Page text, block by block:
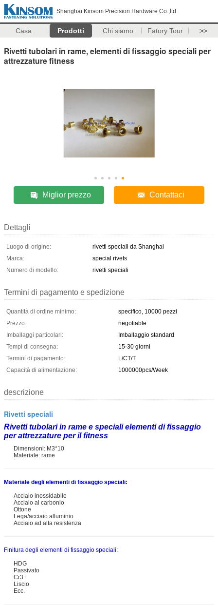
Shanghai Kinsom Precision Hardware Co.,ltd
Casa Prodotti Chi siamo Fatory Tour >>
Rivetti tubolari in rame, elementi di fissaggio speciali per
attrezzature fitness
Miglior prezzo Contattaci
Dettagli
Luogo di origine:
rivetti speciali da Shanghai
Marca:
special rivets
Numero di modello:
rivetti speciali
Termini di pagamento e spedizione
Quantità di ordine minimo:
specifico, 10000 pezzi
Prezzo:
negotiable
Imballaggi particolari:
Imballaggio standard
Tempi di consegna:
15-30 giorni
Termini di pagamento:
L/CT/T
Capacità di alimentazione:
1000000pcs/Week
descrizione
Rivetti speciali
Rivetti tubolari in rame e speciali elementi di fissaggio
per attrezzature per il fitness
Dimensioni: M3*10
Materiale: rame
Materiale degli elementi di fissaggio speciali:
Acciaio inossidabile
Acciaio al carbonio
Ottone
Lega/acciaio alluminio
Acciaio ad alta resistenza
Finitura degli elementi di fissaggio speciali:
HDG
Passivato
Cr3+
Liscio
Ecc.